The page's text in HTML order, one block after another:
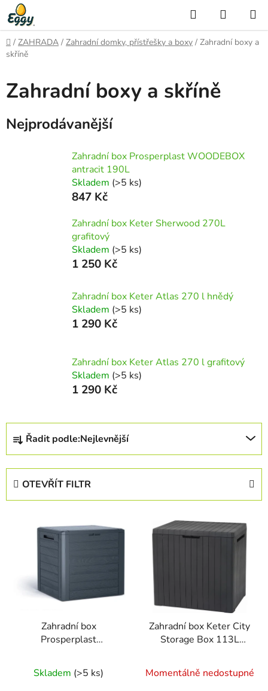
Přejít
na
obsah
Hledat
KOŠÍK
Domů
/ ZAHRADA / Zahradní domky, přístřešky a boxy / Zahradní boxy a
skříně
Zahradní boxy a skříně
Nejprodávanější
Zahradní box Prosperplast WOODEBOX
antracit 190L
Skladem (>5 ks)
847 Kč
Zahradní box Keter Sherwood 270L
grafitový
Skladem (>5 ks)
1 250 Kč
Zahradní box Keter Atlas 270 l hnědý
Skladem (>5 ks)
1 290 Kč
Zahradní box Keter Atlas 270 l grafitový
Skladem (>5 ks)
1 290 Kč
Ř
z
Řadit podle:Nejlevnější
OTEVŘÍT FILTR
Zahradní box
Prosperplast
140L
Skladem (>5 ks)
Zahradní box Keter City
Storage Box 113L
Momentálně nedostupné